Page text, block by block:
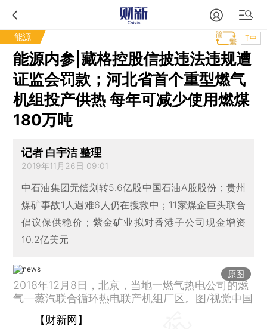
能源 T中
能源内参|藏格控股信披违法违规遭
证监会罚款；河北省首个重型燃气
机组投产供热 每年可减少使用燃煤
180万吨
记者 白宇洁 整理
2019年11月26日 09:01
中石油集团无偿划转5.6亿股中国石油A股股份；贵州
煤矿事故1人遇难6人仍在搜救中；11家煤企巨头联合
倡议保供稳价；紫金矿业拟对香港子公司现金增资
10.2亿美元
原图
2018年12月8日，北京，当地一燃气热电公司的燃
气—蒸汽联合循环热电联产机组厂区。图/视觉中国
【财新网】